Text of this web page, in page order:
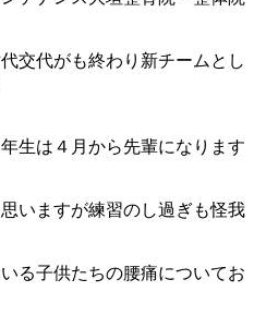
交代がも終わり新チームとし
生は４月から先輩になります
いますが練習のし過ぎも怪我
る子供たちの腰痛についてお